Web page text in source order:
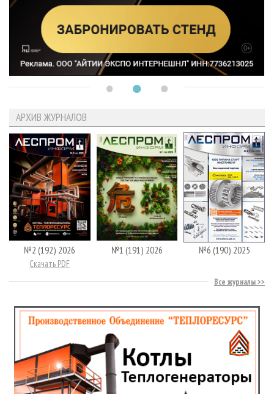
АРХИВ ЖУРНАЛОВ
№2 (192) 2026
Скачать PDF
№1 (191) 2026 №6 (190) 2025
Все журналы